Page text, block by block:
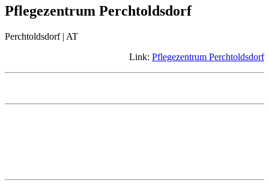
Pflegezentrum Perchtoldsdorf
Perchtoldsdorf | AT
Link: Pflegezentrum Perchtoldsdorf